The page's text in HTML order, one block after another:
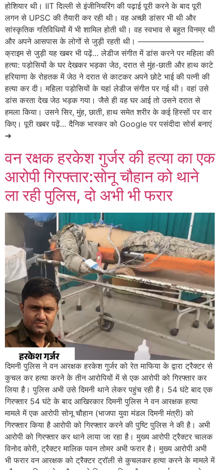
होशियार थी। IIT दिल्ली से इंजीनियरिंग की पढ़ाई पूरी करने के बाद पूरी
लगन से UPSC की तैयारी कर रही थी। वह अच्छी डांसर भी थी और
सांस्कृतिक गतिविधियों में भी शामिल होती थी। वह स्वभाव से बहुत विनम्र थी
और अपने आसपास के लोगों से जुड़ी रहती थी। ————————-
क्राइम से जुड़ी यह खबर भी पढ़ें… लेडीज संगीत में डांस करने पर महिला की
हत्या: पड़ोसियों के घर देखकर भड़का जेठ, दरात से मुंह-छाती और हाथ काटे
हरियाणा के रोहतक में जेठ ने दरात से काटकर अपने छोटे भाई की पत्नी की
हत्या कर दी। महिला पड़ोसियों के यहां लेडीज संगीत पर गई थी। वहां उसे
डांस करता देख जेठ भड़क गया। जैसे ही वह घर आई तो उसने दरात से
हमला किया। उसने सिर, मुंह, छाती, हाथ समेत शरीर के कई हिस्सों पर वार
किए। पूरी खबर पढ़ें… दैनिक भास्कर को Google पर पसंदीदा सोर्स बनाएं
➔
वन रक्षक हरकेश गुर्जर की हत्या का एक
आरोपी गिरफ्तार:सोनू चौहान को थाने
ला रही पुलिस, दो अभी भी फरार
दिमनी पुलिस ने वन आरक्षक हरकेश गुर्जर को रेत माफिया के द्वारा ट्रैक्टर से
कुचल कर हत्या करने के तीन आरोपियों में से एक आरोपी को गिरफ्तार कर
लिया है। पुलिस अभी उसे दिमनी थाने लेकर पहुंच रही है। 54 घंटे बाद एक
गिरफ्तार 54 घंटे के बाद आखिरकार दिमनी पुलिस ने वन आरक्षक हत्या
मामले में एक आरोपी सोनू चौहान (भाजपा युवा मंडल दिमनी मंत्री) को
गिरफ्तार किया है आरोपी को गिरफ्तार करने की पुष्टि पुलिस ने की है। अभी
आरोपी को गिरफ्तार कर थाने लाया जा रहा है। मुख्य आरोपी ट्रैक्टर चालक
विनोद कोरी, ट्रैक्टर मालिक पवन तोमर अभी फरार है। मुख्य आरोपी अभी
भी फरार वन आरक्षक को ट्रैक्टर ट्रॉली से कुचलकर हत्या करने के मामले में